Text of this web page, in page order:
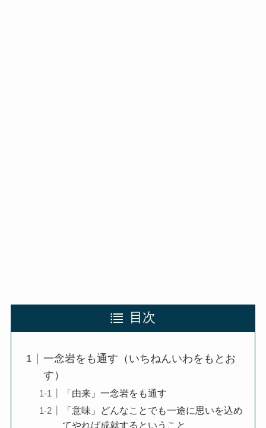
目次
一念岩をも通す（いちねんいわをもとお
す）
「由来」一念岩をも通す
「意味」どんなことでも一途に思いを込め
てやれば成就するということ